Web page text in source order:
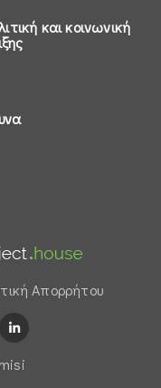
και κοινωνική
Απορρήτου